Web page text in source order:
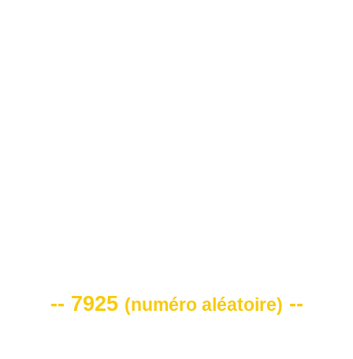
-- 7925 (numéro aléatoire) --